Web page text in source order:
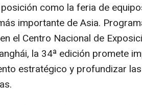
como la feria de
importante deAsia.
el Centro Nacional de
la 34ª edición promete
estratégico y profundizar